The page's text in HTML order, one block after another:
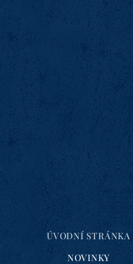
ÚVODNÍ STRÁNKA
NOVINKY